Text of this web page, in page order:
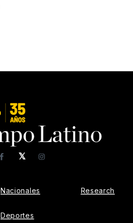
𝕏
FacebookInstagram
Nacionales
Deportes
Research